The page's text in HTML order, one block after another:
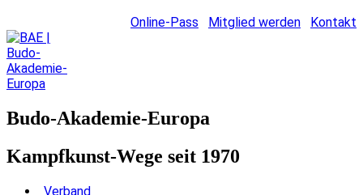
Online-Pass Mitglied werden Kontakt
Budo-Akademie-Europa
Kampfkunst-Wege seit 1970
Verband